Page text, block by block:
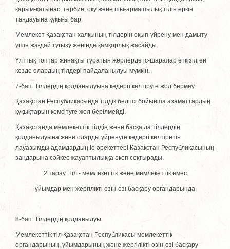
қарым-қатынас, тәрбие, оқу және шығармашылық тілін еркiн
таңдауына құқығы бар.
Мемлекет Қазақстан халқының тiлдерiн оқып-үйрену мен дамыту
үшiн жағдай туғызу жөнiнде қамқорлық жасайды.
Ұлттық топтар жинақты тұратын жерлерде iс-шаралар өткiзiлген
кезде олардың тiлдерi пайдаланылуы мүмкiн.
7-бап. Тiлдердiң қолданылуына кедергi келтiруге жол бермеу
Қазақстан Республикасында тiлдiк белгiсi бойынша азаматтардың
құқықтарын кемсiтуге жол берiлмейдi.
Қазақстанда мемлекеттік тiлдiң және басқа да тiлдердiң
қолданылуына және оларды үйренуге кедергi келтiретiн
лауазымды адамдардың iс-әрекеттерi Қазақстан Республикасының
заңдарына сәйкес жауаптылыққа әкеп соқтырады.
2 тарау. Тiл - мемлекеттік және мемлекеттік емес
ұйымдар мен жергiлiктi өзiн-өзi басқару органдарында
8-бап. Тiлдердiң қолданылуы
Мемлекеттік тiл Қазақстан Республикасы мемлекеттік
органдарының, ұйымдарының және жергiлiктi өзiн-өзi басқару